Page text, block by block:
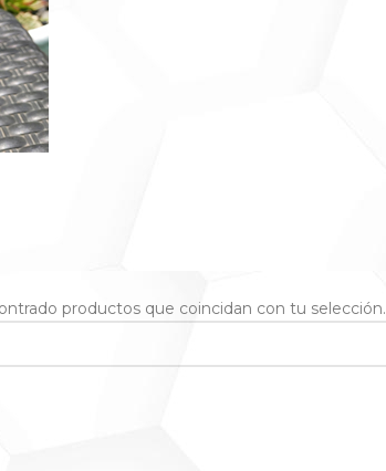
productos que coincidan con tu selección.